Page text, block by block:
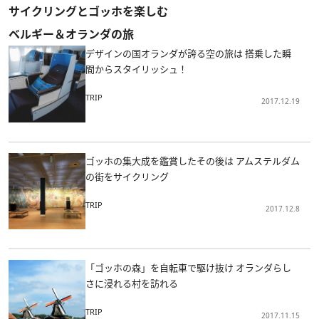
サイクリングとゴッホを楽しむ
ベルギー＆オランダの旅
デザインの国オランダが誇る空の旅は 搭乗した瞬
間からスタイリッシュ！
TRIP 2017.12.19
ゴッホの集大成を鑑賞したその後は アムステルダム
の街をサイクリング
TRIP 2017.12.8
「ゴッホの森」を自転車で駆け抜け オランダらし
さに浸れる村を訪れる
TRIP 2017.11.15